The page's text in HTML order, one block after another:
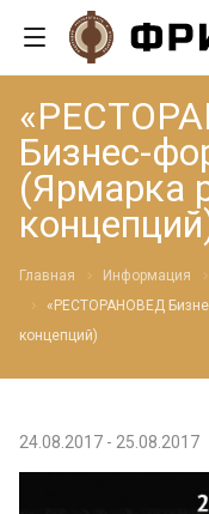
Бизнес-
(Ярмарка
Главная Информация
«РЕСТОРАНОВЕД
концепций)
24.08.2017 - 25.08.2017